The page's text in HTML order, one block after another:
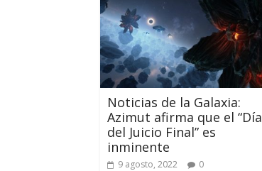
Noticias de la Galaxia:
Azimut afirma que el “Día
del Juicio Final” es
inminente
9 agosto, 2022 0